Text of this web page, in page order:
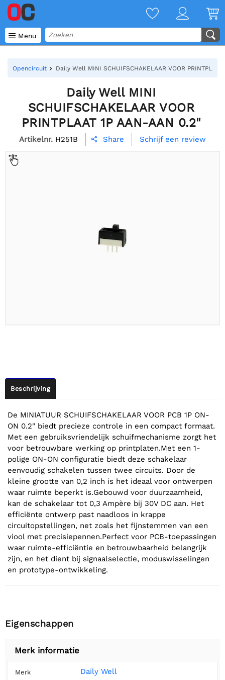
 Menu
Opencircuit Daily Well MINI SCHUIFSCHAKELAAR VOOR
Daily Well MINI
SCHUIFSCHAKELAAR VOOR
PRINTPLAAT 1P AAN-AAN 0.2"
Artikelnr. H251B  Share Schrijf een review
Beschrijving
De MINIATUUR SCHUIFSCHAKELAAR VOOR PCB 1P ON-
ON 0.2" biedt precieze controle in een compact formaat.
Met een gebruiksvriendelijk schuifmechanisme zorgt het
voor betrouwbare werking op printplaten.Met een 1-
polige ON-ON configuratie biedt deze schakelaar
eenvoudig schakelen tussen twee circuits. Door de
kleine grootte van 0,2 inch is het ideaal voor ontwerpen
waar ruimte beperkt is.Gebouwd voor duurzaamheid,
kan de schakelaar tot 0,3 Ampère bij 30V DC aan. Het
efficiënte ontwerp past naadloos in krappe
circuitopstellingen, net zoals het fijnstemmen van een
viool met precisiepennen.Perfect voor PCB-toepassingen
waar ruimte-efficiëntie en betrouwbaarheid belangrijk
zijn, en het dient bij signaalselectie, moduswisselingen
en prototype-ontwikkeling.
Eigenschappen
Merk informatie
Merk Daily Well